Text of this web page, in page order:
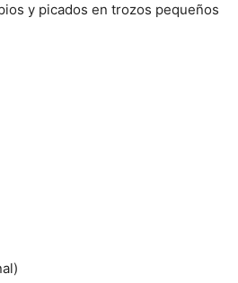
y picados en trozos pequeños